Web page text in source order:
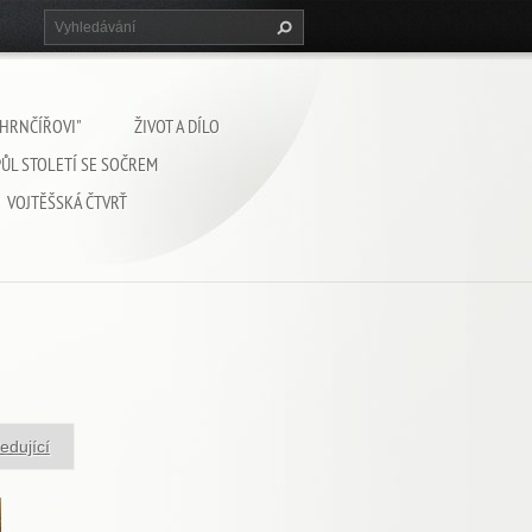
ŽIVOT A DÍLO
STOLETÍ SE SOČREM
VOJTĚŠSKÁ ČTVRŤ